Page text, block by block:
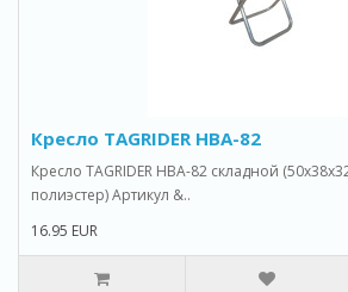
Кресло TAGRIDER HBA-82
Кресло TAGRIDER HBA-82 складной
полиэстер) Артикул &..
16.95 EUR